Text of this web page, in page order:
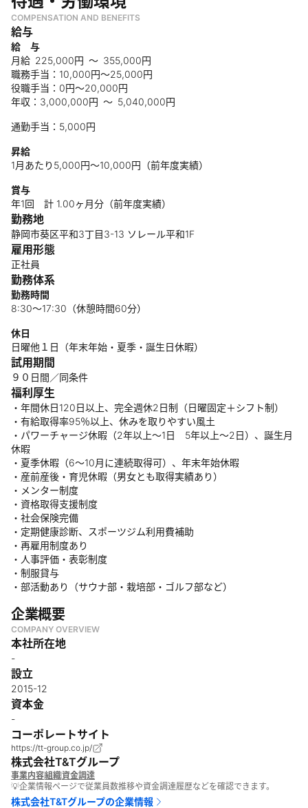
COMPENSATION AND BENEFITS
給与
給 与
月給 225,000円 ～ 355,000円
職務手当：10,000円～25,000円
役職手当：0円～20,000円
年収：3,000,000円 ～ 5,040,000円
通勤手当：5,000円
昇給
1月あたり5,000円〜10,000円（前年度実績）
賞与
年1回 計 1.00ヶ月分（前年度実績）
勤務地
静岡市葵区平和3丁目3-13 ソレール平和1F
雇用形態
正社員
勤務体系
勤務時間
8:30〜17:30（休憩時間60分）
休日
日曜他１日（年末年始・夏季・誕生日休暇）
試用期間
９０日間／同条件
福利厚生
・年間休日120日以上、完全週休2日制（日曜固定＋シフト制）
・有給取得率95％以上、休みを取りやすい風土
・パワーチャージ休暇（2年以上～1日 5年以上～2日）、誕生月
休暇
・夏季休暇（6〜10月に連続取得可）、年末年始休暇
・産前産後・育児休暇（男女とも取得実績あり）
・メンター制度
・資格取得支援制度
・社会保険完備
・定期健康診断、スポーツジム利用費補助
・再雇用制度あり
・人事評価・表彰制度
・制服貸与
・部活動あり（サウナ部・栽培部・ゴルフ部など）
企業概要
COMPANY OVERVIEW
本社所在地
-
設立
2015-12
資本金
-
コーポレートサイト
https://tt-group.co.jp/
株式会社T&Tグループ
事業内容組織資金調達
💡企業情報ページで従業員数推移や資金調達履歴などを確認できます。
株式会社T&Tグループの企業情報